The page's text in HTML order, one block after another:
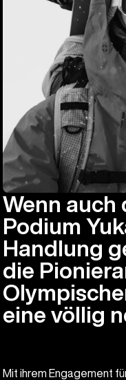
Wenn auch
Podium
Handlung
die
eine völlig
Mit ihrem Engagement